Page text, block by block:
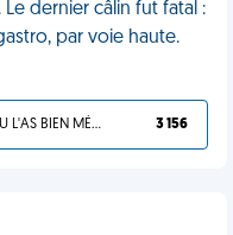
dernier câlin fut fatal :
par voie haute.
TU L'AS BIEN MÉRITÉ 3 156